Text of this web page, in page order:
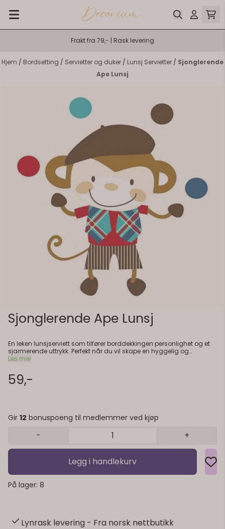
Hopp til innhold
Frakt fra 79,- | Rask levering
Hjem / Bordsetting / Servietter og duker / Lunsj Servietter / Sjonglerende
Ape Lunsj
Sjonglerende Ape Lunsj
En leken lunsjserviett som tilfører borddekkingen personlighet og et
sjarmerende uttrykk. Perfekt når du vil skape en hyggelig og
avslappet stemning rundt bordet, enten til hverdag eller små
Les mer
59,-
Gir 12 bonuspoeng til medlemmer ved kjøp
- +
Legg i handlekurv
På lager: 8
Lynrask levering - Fra norsk nettbutikk